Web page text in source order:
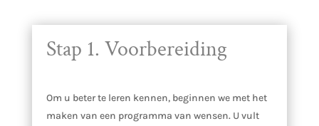
Stap 1. Voorbereiding
Om u beter te leren kennen, beginnen we met het
maken van een programma van wensen. U vult